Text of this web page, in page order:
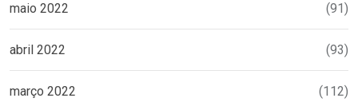
maio 2022 (91)
abril 2022 (93)
março 2022 (112)